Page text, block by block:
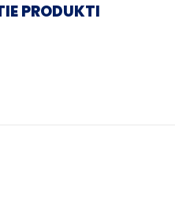
PRODUKTI